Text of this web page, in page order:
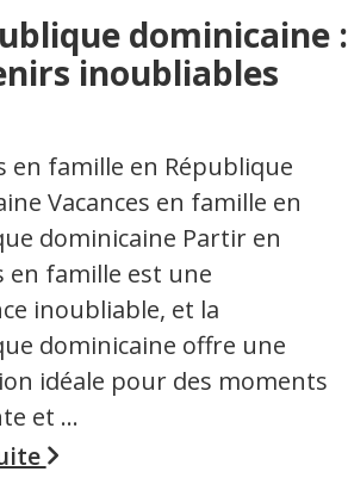
dominicaine :
inoubliables
en famille en République
Vacances en famille en
dominicaine Partir en
en famille est une
inoubliable, et la
dominicaine offre une
idéale pour des moments
et …